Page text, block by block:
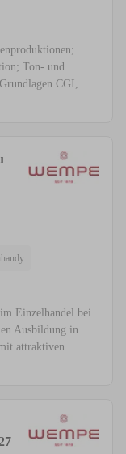
Ton- und
CGI,
Einzelhandel bei
Ausbildung in
attraktiven